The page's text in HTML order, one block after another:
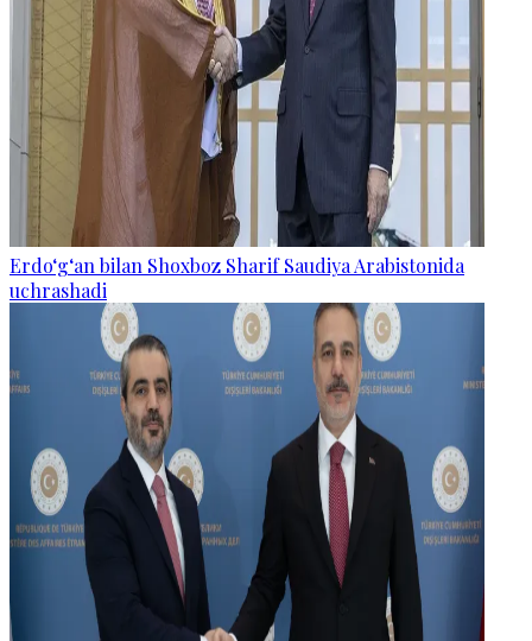
Erdo‘g‘an bilan Shoxboz Sharif Saudiya Arabistonida
uchrashadi